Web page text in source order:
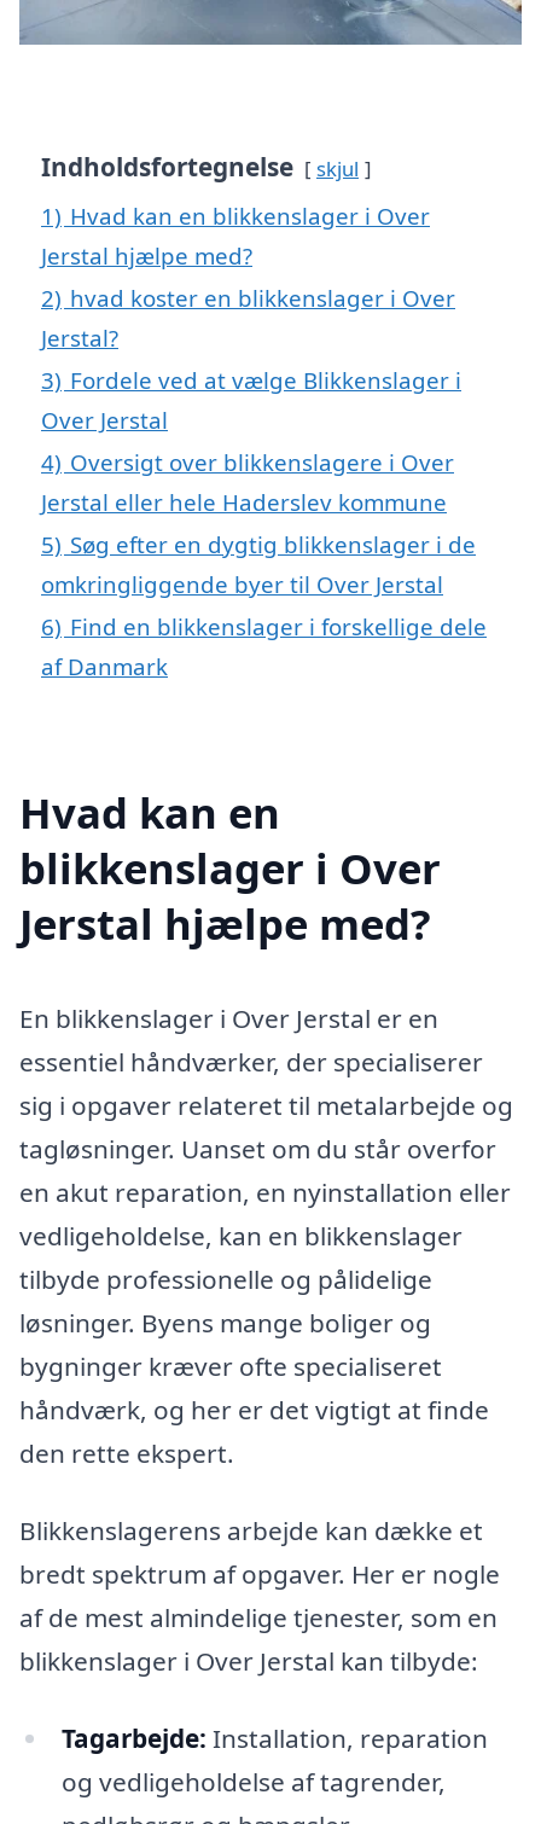
Indholdsfortegnelse skjul
1) Hvad kan en blikkenslager i Over
Jerstal hjælpe med?
2) hvad koster en blikkenslager i Over
Jerstal?
3) Fordele ved at vælge Blikkenslager i
Over Jerstal
4) Oversigt over blikkenslagere i Over
Jerstal eller hele Haderslev kommune
5) Søg efter en dygtig blikkenslager i de
omkringliggende byer til Over Jerstal
6) Find en blikkenslager i forskellige dele
af Danmark
Hvad kan en
blikkenslager i Over
Jerstal hjælpe med?
En blikkenslager i Over Jerstal er en
essentiel håndværker, der specialiserer
sig i opgaver relateret til metalarbejde og
tagløsninger. Uanset om du står overfor
en akut reparation, en nyinstallation eller
vedligeholdelse, kan en blikkenslager
tilbyde professionelle og pålidelige
løsninger. Byens mange boliger og
bygninger kræver ofte specialiseret
håndværk, og her er det vigtigt at finde
den rette ekspert.
Blikkenslagerens arbejde kan dække et
bredt spektrum af opgaver. Her er nogle
af de mest almindelige tjenester, som en
blikkenslager i Over Jerstal kan tilbyde:
Tagarbejde: Installation, reparation
og vedligeholdelse af tagrender,